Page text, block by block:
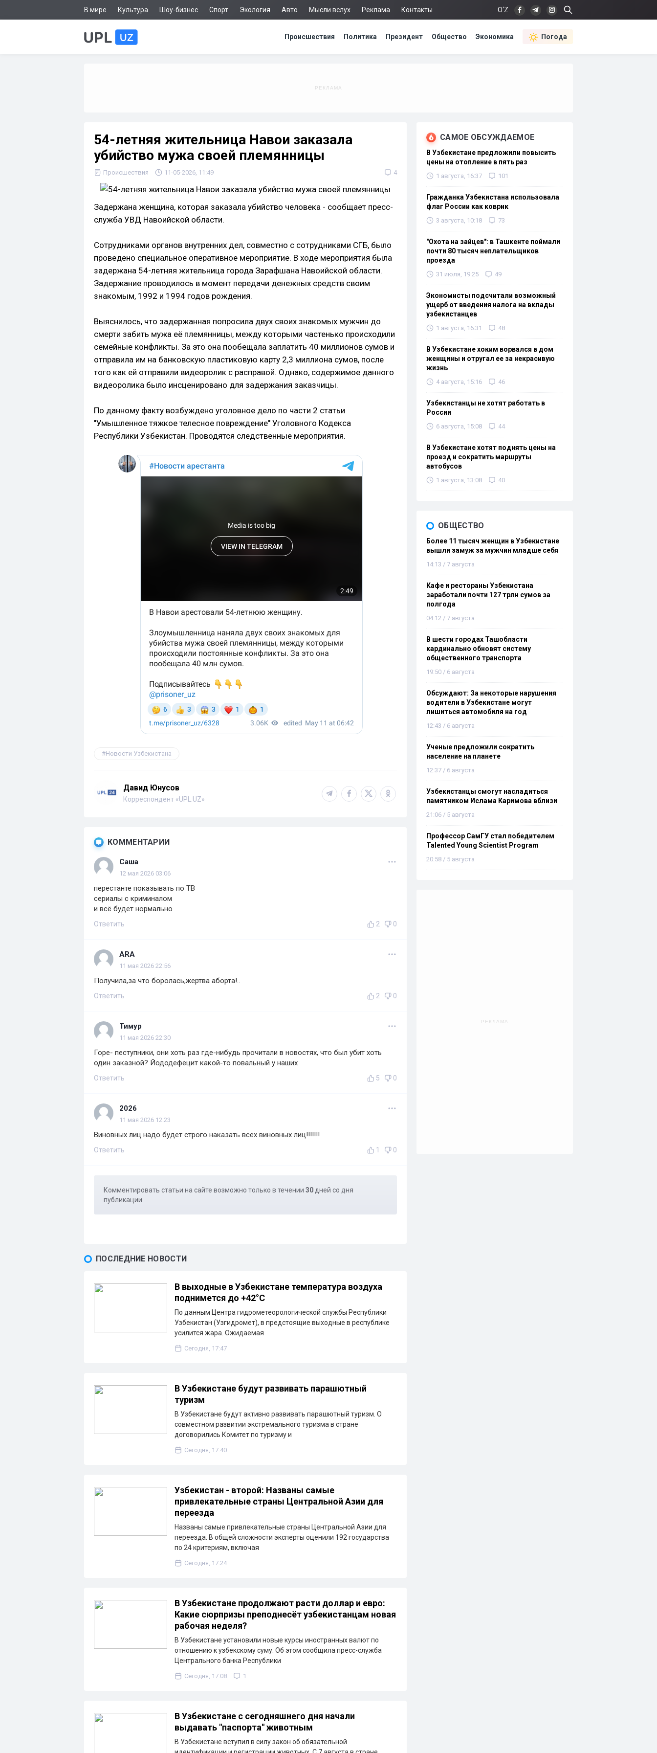
В мире Культура Шоу-бизнес Спорт Экология Авто Мысли вслух Реклама Контакты O‘Z
Происшествия Политика Президент Общество Экономика Погода
54-летняя жительница Навои заказала
убийство мужа своей племянницы
Происшествия 11-05-2026, 11:49 4
Задержана женщина, которая заказала убийство человека - сообщает пресс-
служба УВД Навоийской области.
Сотрудниками органов внутренних дел, совместно с сотрудниками СГБ, было
проведено специальное оперативное мероприятие. В ходе мероприятия была
задержана 54-летняя жительница города Зарафшана Навоийской области.
Задержание проводилось в момент передачи денежных средств своим
знакомым, 1992 и 1994 годов рождения.
Выяснилось, что задержанная попросила двух своих знакомых мужчин до
смерти забить мужа её племянницы, между которыми частенько происходили
семейные конфликты. За это она пообещала заплатить 40 миллионов сумов и
отправила им на банковскую пластиковую карту 2,3 миллиона сумов, после
того как ей отправили видеоролик с расправой. Однако, содержимое данного
видеоролика было инсценировано для задержания заказчицы.
По данному факту возбуждено уголовное дело по части 2 статьи
"Умышленное тяжкое телесное повреждение" Уголовного Кодекса
Республики Узбекистан. Проводятся следственные мероприятия.
Новости Узбекистана
Давид Юнусов
Корреспондент «UPL.UZ»
КОММЕНТАРИИ
Саша
12 мая 2026 03:06
перестанте показывать по ТВ
сериалы с криминалом
и всё будет нормально
Ответить 2 0
ARA
11 мая 2026 22:56
Получила,за что боролась,жертва аборта!..
Ответить 2 0
Тимур
11 мая 2026 22:30
Горе- пеступники, они хоть раз где-нибудь прочитали в новостях, что был убит хоть
один заказной? Йододефецит какой-то повальный у наших
Ответить 5 0
2026
11 мая 2026 12:23
Виновных лиц надо будет строго наказать всех виновных лиц!!!!!!!
Ответить 1 0
Комментировать статьи на сайте возможно только в течении 30 дней со дня
публикации.
ПОСЛЕДНИЕ НОВОСТИ
В выходные в Узбекистане температура воздуха
поднимется до +42°C
По данным Центра гидрометеорологической службы Республики
Узбекистан (Узгидромет), в предстоящие выходные в республике
усилится жара. Ожидаемая
Сегодня, 17:47
В Узбекистане будут развивать парашютный
туризм
В Узбекистане будут активно развивать парашютный туризм. О
совместном развитии экстремального туризма в стране
договорились Комитет по туризму и
Сегодня, 17:40
Узбекистан - второй: Названы самые
привлекательные страны Центральной Азии для
переезда
Названы самые привлекательные страны Центральной Азии для
переезда. В общей сложности эксперты оценили 192 государства
по 24 критериям, включая
Сегодня, 17:24
В Узбекистане продолжают расти доллар и евро:
Какие сюрпризы преподнесёт узбекистанцам новая
рабочая неделя?
В Узбекистане установили новые курсы иностранных валют по
отношению к узбекскому суму. Об этом сообщила пресс-служба
Центрального банка Республики
Сегодня, 17:08 1
В Узбекистане с сегодняшнего дня начали
выдавать "паспорта" животным
В Узбекистане вступил в силу закон об обязательной
САМОЕ ОБСУЖДАЕМОЕ
В Узбекистане предложили повысить
цены на отопление в пять раз
1 августа, 16:37 101
Гражданка Узбекистана использовала
флаг России как коврик
3 августа, 10:18 73
"Охота на зайцев": в Ташкенте поймали
почти 80 тысяч неплательщиков
проезда
31 июля, 19:25 49
Экономисты подсчитали возможный
ущерб от введения налога на вклады
узбекистанцев
1 августа, 16:31 48
В Узбекистане хоким ворвался в дом
женщины и отругал ее за некрасивую
жизнь
4 августа, 15:16 46
Узбекистанцы не хотят работать в
России
6 августа, 15:08 44
В Узбекистане хотят поднять цены на
проезд и сократить маршруты
автобусов
1 августа, 13:08 40
ОБЩЕСТВО
Более 11 тысяч женщин в Узбекистане
вышли замуж за мужчин младше себя
14:13 / 7 августа
Кафе и рестораны Узбекистана
заработали почти 127 трлн сумов за
полгода
04:12 / 7 августа
В шести городах Ташобласти
кардинально обновят систему
общественного транспорта
19:50 / 6 августа
Обсуждают: За некоторые нарушения
водители в Узбекистане могут
лишиться автомобиля на год
12:43 / 6 августа
Ученые предложили сократить
население на планете
12:37 / 6 августа
Узбекистанцы смогут насладиться
памятником Ислама Каримова вблизи
21:06 / 5 августа
Профессор СамГУ стал победителем
Talented Young Scientist Program
20:58 / 5 августа